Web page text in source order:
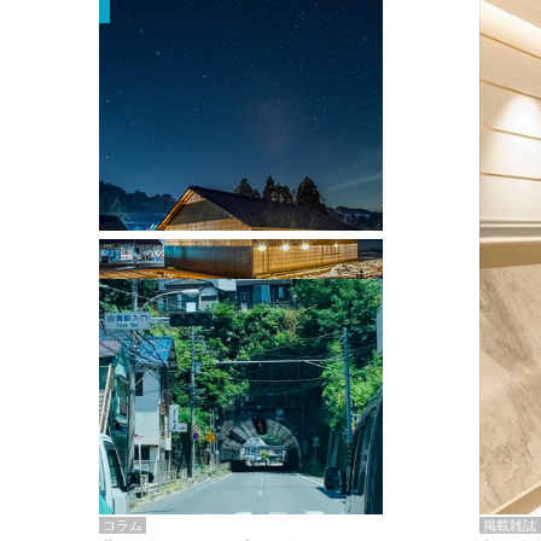
掲載雑誌
掲載雑誌・書籍
『街歩き研修「アールデコとモダニズ
ム、和風バロック」』のレポート記事が
掲載
コラム